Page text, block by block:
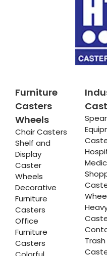
Furniture
Casters
Wheels
Chair Casters
Shelf and
Display
Caster
Wheels
Decorative
Furniture
Casters
Office
Furniture
Casters
Trash